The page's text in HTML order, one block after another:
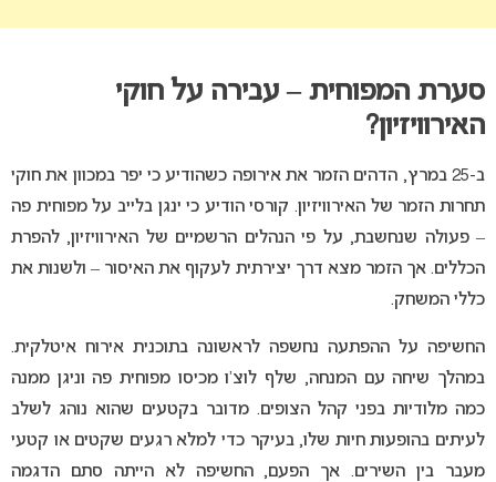
סערת המפוחית – עבירה על חוקי
האירוויזיון?
ב-25 במרץ, הדהים הזמר את אירופה כשהודיע כי יפר במכוון את חוקי
תחרות הזמר של האירוויזיון. קורסי הודיע כי ינגן בלייב על מפוחית פה
– פעולה שנחשבת, על פי הנהלים הרשמיים של האירוויזיון, להפרת
הכללים. אך הזמר מצא דרך יצירתית לעקוף את האיסור – ולשנות את
כללי המשחק.
החשיפה על ההפתעה נחשפה לראשונה בתוכנית אירוח איטלקית.
במהלך שיחה עם המנחה, שלף לוצ’ו מכיסו מפוחית פה וניגן ממנה
כמה מלודיות בפני קהל הצופים. מדובר בקטעים שהוא נוהג לשלב
לעיתים בהופעות חיות שלו, בעיקר כדי למלא רגעים שקטים או קטעי
מעבר בין השירים. אך הפעם, החשיפה לא הייתה סתם הדגמה